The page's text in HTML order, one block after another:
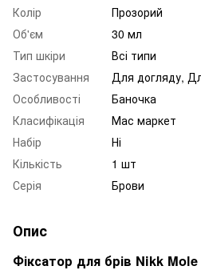
Колір
Прозорий
Об'єм
30 мл
Тип шкіри
Всі типи
Застосування
Для догляду,
Особливості
Баночка
Класифікація
Мас маркет
Набір
Ні
Кількість
1 шт
Серія
Брови
Опис
Фіксатор для брів Nikk